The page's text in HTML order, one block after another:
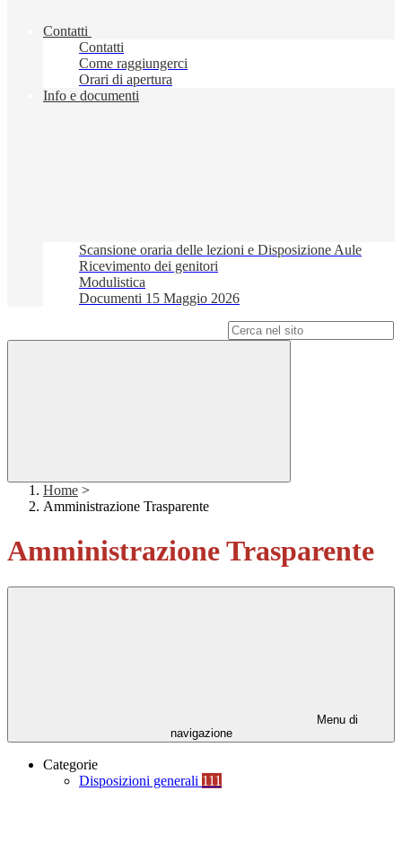
Contatti
Contatti
Come raggiungerci
Orari di apertura
Info e documenti
Scansione oraria delle lezioni e Disposizione Aule
Ricevimento dei genitori
Modulistica
Documenti 15 Maggio 2026
Home >
Amministrazione Trasparente
Amministrazione Trasparente
Menu di
navigazione
Categorie
Disposizioni generali 111